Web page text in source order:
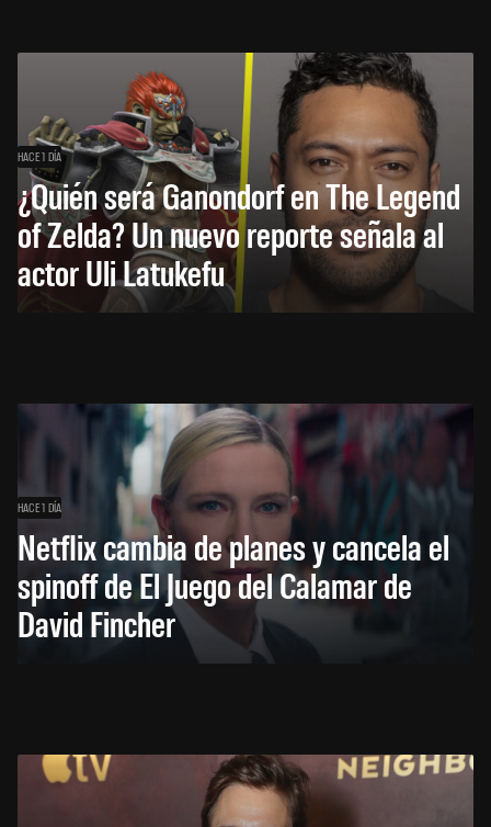
HACE 1 DÍA
¿Quién será Ganondorf en The Legend
of Zelda? Un nuevo reporte señala al
actor Uli Latukefu
HACE 1 DÍA
Netflix cambia de planes y cancela el
spinoff de El Juego del Calamar de
David Fincher